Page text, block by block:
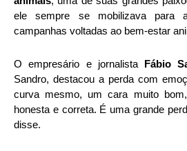
ele sempre se mobilizava para
campanhas voltadas ao bem-estar
O empresário e jornalista Fábio
Sandro, destacou a perda com
curva mesmo, um cara muito
honesta e correta. É uma grande
disse.